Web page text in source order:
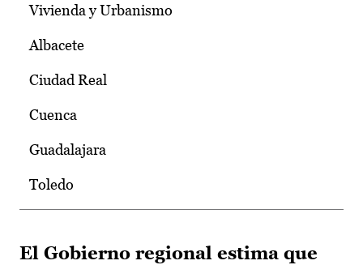
Vivienda y Urbanismo
Albacete
Ciudad Real
Cuenca
Guadalajara
Toledo
El Gobierno regional estima que